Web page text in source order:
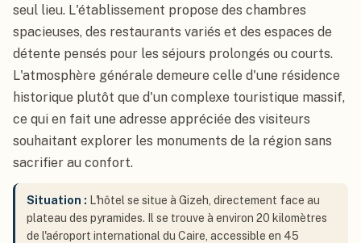
seul lieu. L'établissement propose des chambres
spacieuses, des restaurants variés et des espaces de
détente pensés pour les séjours prolongés ou courts.
L'atmosphère générale demeure celle d'une résidence
historique plutôt que d'un complexe touristique massif,
ce qui en fait une adresse appréciée des visiteurs
souhaitant explorer les monuments de la région sans
sacrifier au confort.
Situation : L'hôtel se situe à Gizeh, directement face au
plateau des pyramides. Il se trouve à environ 20 kilomètres
de l'aéroport international du Caire, accessible en 45